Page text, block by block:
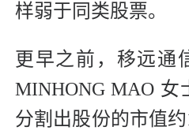
样弱于同类股票。
更早之前，移远通
MINHONG MAO 女
分割出股份的市值